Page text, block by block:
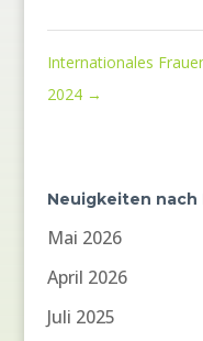
Internationales
2024 →
Neuigkeiten nach
Mai 2026
April 2026
Juli 2025